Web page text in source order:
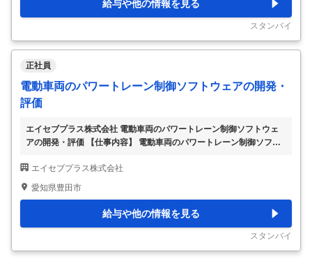
るのはバッテリーですが、 充電設備、充電時間、走行距離、寿命な
ど幾つかの大きな取り組まなければならない課題があります。 これ
らの課題に対し車両側の重…
給与や他の情報を見る
スタンバイ
正社員
電動車両のパワートレーン制御ソフトウェアの開発・
評価
エイセブプラス株式会社 電動車両のパワートレーン制御ソフトウェ
アの開発・評価 【仕事内容】 電動車両のパワートレーン制御ソフト
両の普及の鍵を握っているのはバッテリーですが、充電設備、充電時
間、走行距離、寿命など幾つかの大きな取り組まなければならない課
バッテリーの充電制御の最適化があり、これを実現するソフトウェア
開発及び評価を担当して頂ける方を募集します。 具体的な仕事内容
は、各国の充電設備規格への適合、充電時間の短縮と寿命の両立、寒
冷地対応などバッテリーの性能を最大…
エイセブプラス株式会社
愛知県豊田市
給与や他の情報を見る
スタンバイ